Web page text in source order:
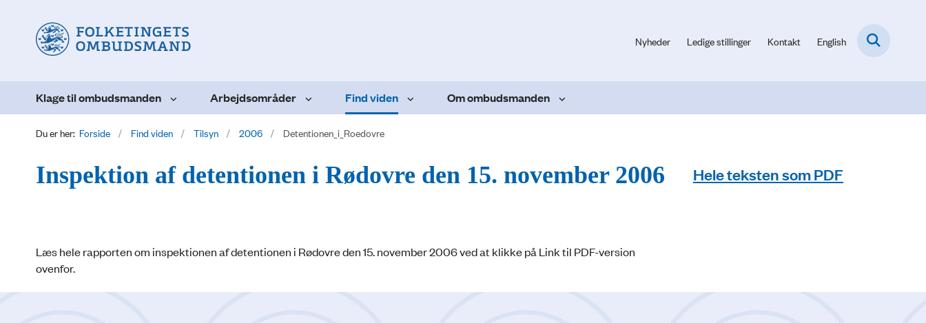
Nyheder Ledige stillinger Kontakt English
Klage til ombudsmanden Arbejdsområder Find viden Om ombudsmanden
Du er her: Forside Find viden Tilsyn 2006 Detentionen_i_Roedovre
Inspektion af detentionen i Rødovre den 15. november 2006
Læs hele rapporten om inspektionen af detentionen i Rødovre den 15. november 2006 ved at klikke på Link til PDF-version
ovenfor.
Hele teksten som PDF